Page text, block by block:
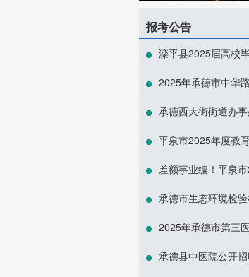
报考公告
滦平县2025届高校
2025年承德市中华
承德西大街街道办
平泉市2025年度教
差额事业编！平泉
承德市生态环境检
2025年承德市第三
承德县中医院公开